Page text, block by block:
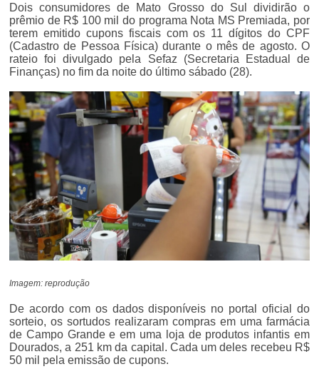
Dois consumidores de Mato Grosso do Sul dividirão o
prêmio de R$ 100 mil do programa Nota MS Premiada, por
terem emitido cupons fiscais com os 11 dígitos do CPF
(Cadastro de Pessoa Física) durante o mês de agosto. O
rateio foi divulgado pela Sefaz (Secretaria Estadual de
Finanças) no fim da noite do último sábado (28).
Imagem: reprodução
De acordo com os dados disponíveis no portal oficial do
sorteio, os sortudos realizaram compras em uma farmácia
de Campo Grande e em uma loja de produtos infantis em
Dourados, a 251 km da capital. Cada um deles recebeu R$
50 mil pela emissão de cupons.